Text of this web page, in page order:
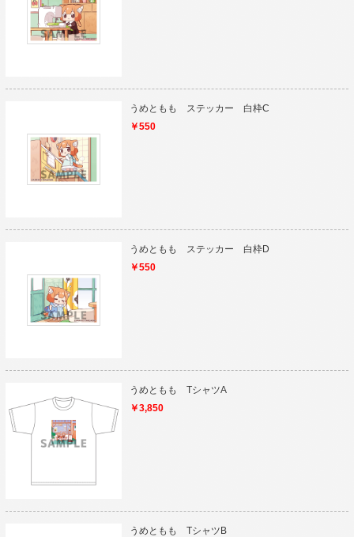
うめともも ステッカー 白枠C
￥550
うめともも ステッカー 白枠D
￥550
うめともも TシャツA
￥3,850
うめともも TシャツB